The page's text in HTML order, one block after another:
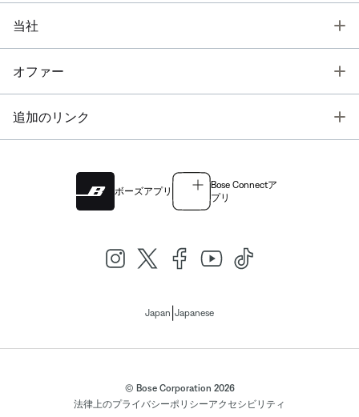
当社
オファー
追加のリンク
ボーズアプリ
Bose Connectア
プリ
Japan Japanese
© Bose Corporation 2026
法律上のプライバシーポリシーアクセシビリティ